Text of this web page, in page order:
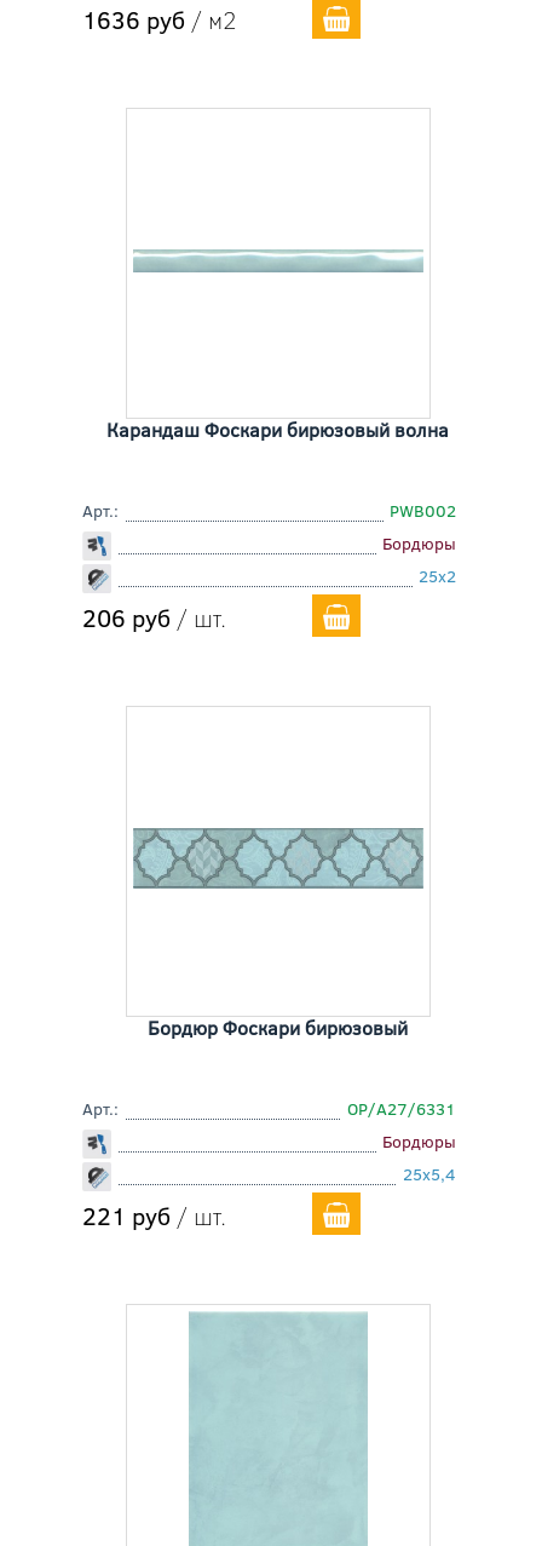
1636 руб / м2
Карандаш Фоскари бирюзовый волна
Арт.:
PWB002
Бордюры
25x2
206 руб / шт.
Бордюр Фоскари бирюзовый
Арт.:
OP/A27/6331
Бордюры
25x5,4
221 руб / шт.